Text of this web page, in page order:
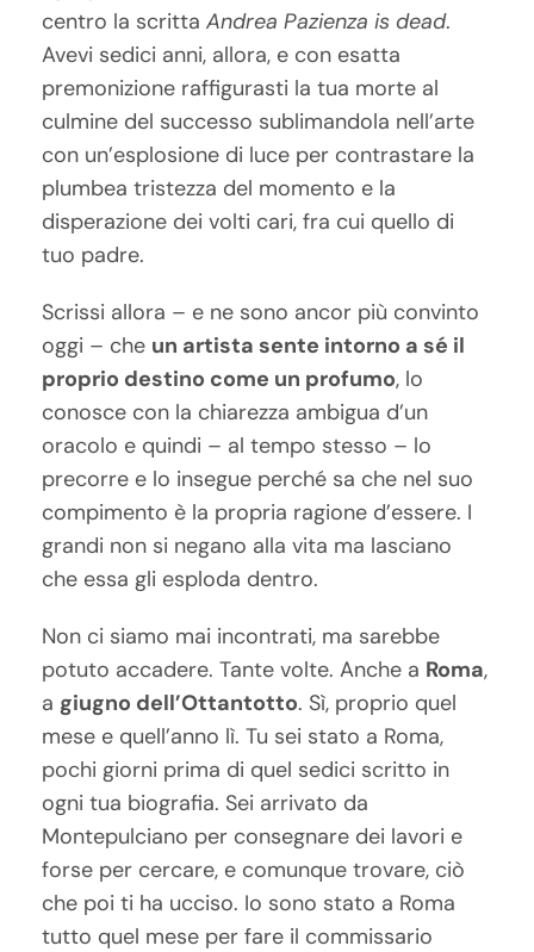
centro la scrittaAndrea Pazienza is dead.
Avevi sedici anni, allora, e con esatta
premonizione raffigurasti la tua morte al
culmine del successo sublimandola nell’arte
con un’esplosione di luce per contrastare la
plumbea tristezza del momento e la
disperazione dei volti cari, fra cui quello di
tuo padre.
Scrissi allora – e ne sono ancor più convinto
oggi – che un artista sente intorno a sé il
proprio destino come un profumo, lo
conosce con la chiarezza ambigua d’un
oracolo e quindi – al tempo stesso – lo
precorre e lo insegue perché sa che nel suo
compimento è la propria ragione d’essere. I
grandi non si negano alla vita ma lasciano
che essa gli esploda dentro.
Non ci siamo mai incontrati, ma sarebbe
potuto accadere. Tante volte. Anche a Roma,
a giugno dell’Ottantotto. Sì, proprio quel
mese e quell’anno lì. Tu sei stato a Roma,
pochi giorni prima di quel sedici scritto in
ogni tua biografia. Sei arrivato da
Montepulciano per consegnare dei lavori e
forse per cercare, e comunque trovare, ciò
che poi ti ha ucciso. Io sono stato a Roma
tutto quel mese per fare il commissario